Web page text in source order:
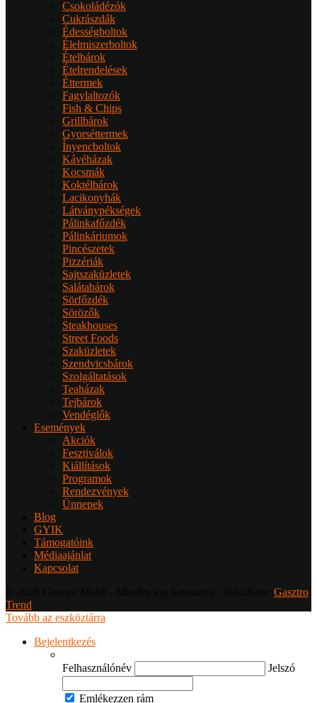
Csokoládézók
Cukrászdák
Édességboltok
Élelmiszerboltok
Ételbárok
Ételrendelések
Éttermek
Fagylaltozók
Fish & Chips
Grillbárok
Gyorséttermek
Ínyencboltok
Kávéházak
Kocsmák
Koktélbárok
Lacikonyhák
Látványpékségek
Pálinkafőzdék
Pálinkáriumok
Pincészetek
Pizzériák
Sajtszaküzletek
Salátabárok
Sörfőzdék
Sörözők
Steakhouses
Street Foods
Szaküzletek
Szendvicsbárok
Szolgáltatások
Teaházak
Tejbárok
Vendéglők
Események
Akciók
Fesztiválok
Kiállítások
Programok
Rendezvények
Ünnepek
Blog
GYIK
Támogatóink
Médiaajánlat
Kapcsolat
Gasztro
Trend
Tovább az eszköztárra
Bejelentkezés
Felhasználónév Jelszó
Emlékezzen rám